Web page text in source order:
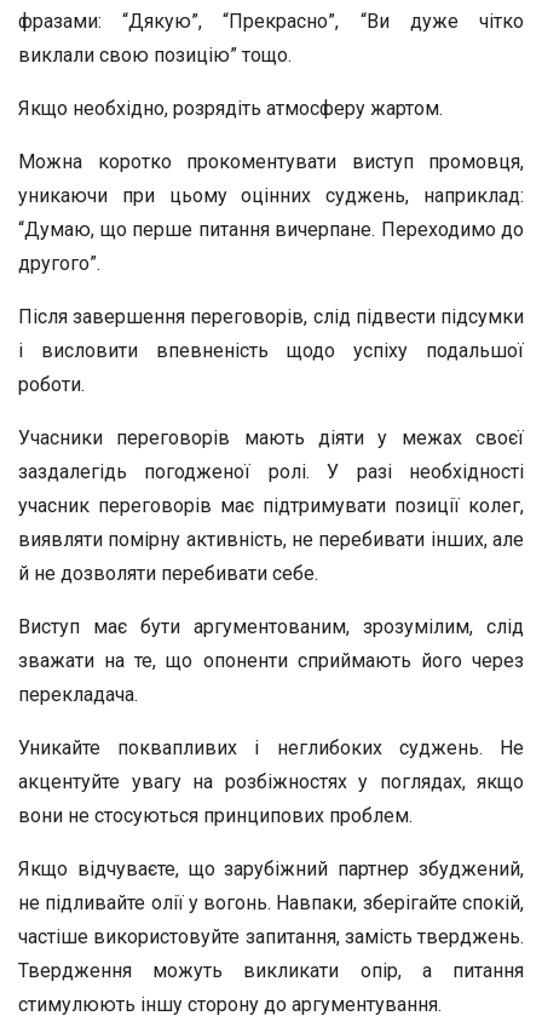
фразами: “Дякую”, “Прекрасно”, “Ви дуже чітко
виклали свою позицію” тощо.
Якщо необхідно, розрядіть атмосферу жартом.
Можна коротко прокоментувати виступ промовця,
уникаючи при цьому оцінних суджень, наприклад:
“Думаю, що перше питання вичерпане. Переходимо до
другого”.
Після завершення переговорів, слід підвести підсумки
і висловити впевненість щодо успіху подальшої
роботи.
Учасники переговорів мають діяти у межах своєї
заздалегідь погодженої ролі. У разі необхідності
учасник переговорів має підтримувати позиції колег,
виявляти помірну активність, не перебивати інших, але
й не дозволяти перебивати себе.
Виступ має бути аргументованим, зрозумілим, слід
зважати на те, що опоненти сприймають його через
перекладача.
Уникайте поквапливих і неглибоких суджень. Не
акцентуйте увагу на розбіжностях у поглядах, якщо
вони не стосуються принципових проблем.
Якщо відчуваєте, що зарубіжний партнер збуджений,
не підливайте олії у вогонь. Навпаки, зберігайте спокій,
частіше використовуйте запитання, замість тверджень.
Твердження можуть викликати опір, а питання
стимулюють іншу сторону до аргументування.